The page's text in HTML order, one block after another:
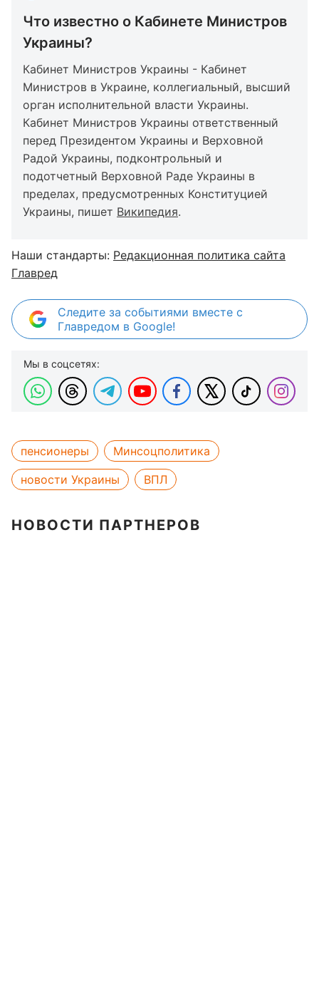
Что известно о Кабинете Министров
Украины?
Кабинет Министров Украины - Кабинет
Министров в Украине, коллегиальный, высший
орган исполнительной власти Украины.
Кабинет Министров Украины ответственный
перед Президентом Украины и Верховной
Радой Украины, подконтрольный и
подотчетный Верховной Раде Украины в
пределах, предусмотренных Конституцией
Украины, пишет Википедия.
Наши стандарты: Редакционная политика сайта
Главред
Следите за событиями вместе с
Главредом в Google!
Мы в соцсетях:
пенсионеры
Минсоцполитика
новости Украины
ВПЛ
НОВОСТИ ПАРТНЕРОВ